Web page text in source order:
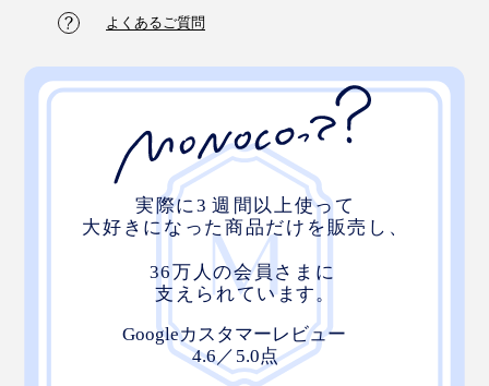
「これだけのアイデアが生まれたのは、6人の主婦目線
と、ビジネスへの意欲が集まったおかげでしょう。私ひ
とりだったら、できていません。思いがけない“発明”に
なったので、いま、特許を出願しています。
速さにこだわるコンビニでも、実際に『ORIBA』を使っ
たら、1秒で自立する様子を見て、店員さんが驚いたほ
ど（笑）この使いやすさ、スーパーでも、デパ地下で
も、ぜひ試してほしいです」（『ORIBA』開発者・山口
よくあるご質問